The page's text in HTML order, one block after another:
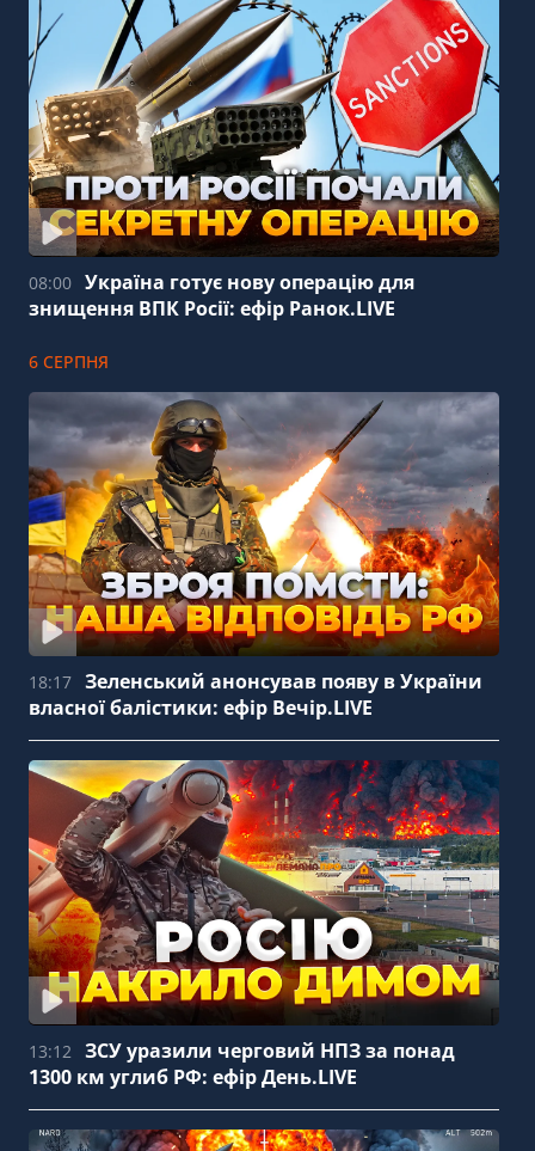
08:00 Україна готує нову операцію для
знищення ВПК Росії: ефір Ранок.LIVE
6 СЕРПНЯ
18:17 Зеленський анонсував появу в України
власної балістики: ефір Вечір.LIVE
13:12 ЗСУ уразили черговий НПЗ за понад
1300 км углиб РФ: ефір День.LIVE